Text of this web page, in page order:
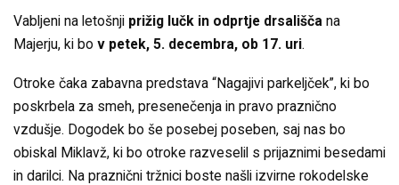
Vabljeni na letošnji prižig lučk in odprtje drsališča na
Majerju, ki bo v petek, 5. decembra, ob 17. uri.
Otroke čaka zabavna predstava “Nagajivi parkeljček”, ki bo
poskrbela za smeh, presenečenja in pravo praznično
vzdušje. Dogodek bo še posebej poseben, saj nas bo
obiskal Miklavž, ki bo otroke razveselil s prijaznimi besedami
in darilci. Na praznični tržnici boste našli izvirne rokodelske